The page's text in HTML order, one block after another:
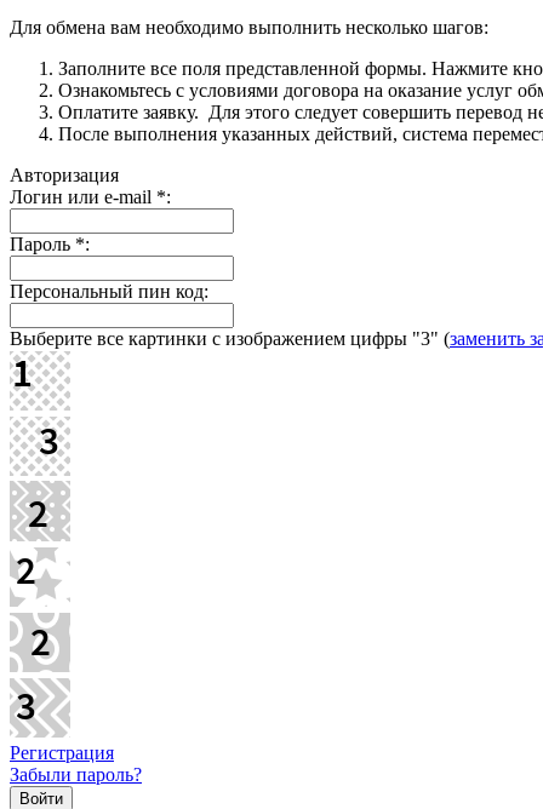
Для обмена вам необходимо выполнить несколько шагов:
Заполните все поля представленной формы. Нажмите
Ознакомьтесь с условиями договора на оказание услуг
Оплатите заявку. Для этого следует совершить
После выполнения указанных действий, система
Авторизация
Логин или e-mail *:
Пароль *:
Персональный пин код:
Выберите все картинки с изображением цифры "3" (заменить
Регистрация
Забыли пароль?